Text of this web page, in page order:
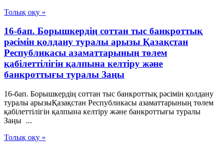
Толық оқу »
16-бап. Борышкердің соттан тыс банкроттық
рәсімін қолдану туралы арызы Қазақстан
Республикасы азаматтарының төлем
қабілеттілігін қалпына келтіру және
банкроттығы туралы Заңы
16-бап. Борышкердің соттан тыс банкроттық рәсімін қолдану
туралы арызыҚазақстан Республикасы азаматтарының төлем
қабілеттілігін қалпына келтіру және банкроттығы туралы
Заңы ...
Толық оқу »